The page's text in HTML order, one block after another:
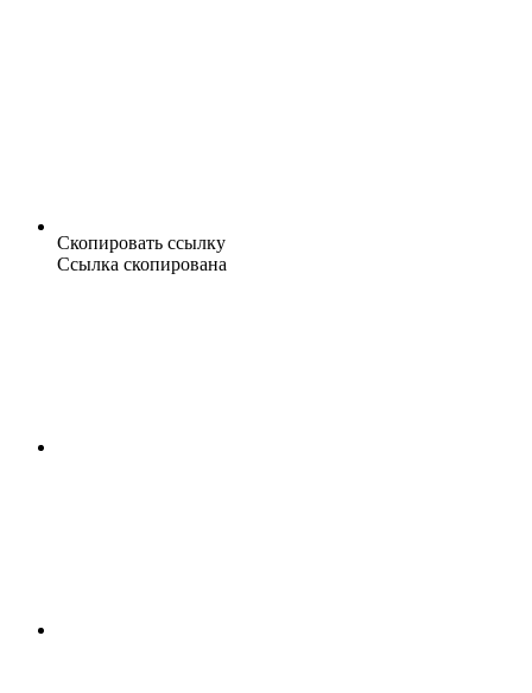
Скопировать ссылку
Ссылка скопирована